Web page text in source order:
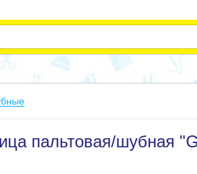
пальтовая/шубная